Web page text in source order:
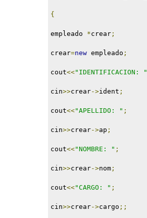
{
empleado *crear;
crear=new empleado ;
cout<<"IDENTIFICACION: "
cin>>crear->ident ;
cout<<"APELLIDO: " ;
cin>>crear->ap ;
cout<<"NOMBRE: " ;
cin>>crear->nom;
cout<<"CARGO: " ;
cin>>crear->cargo ;;